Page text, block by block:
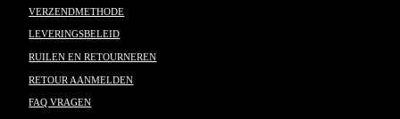
VERZENDMETHODE
LEVERINGSBELEID
RUILEN EN RETOURNEREN
RETOUR AANMELDEN
FAQ VRAGEN